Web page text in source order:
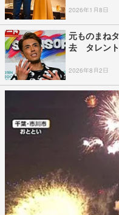
2026年1月8日
元ものまね
去 タレント
2026年8月2日